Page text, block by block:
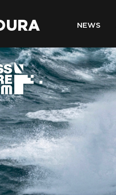
NEWS